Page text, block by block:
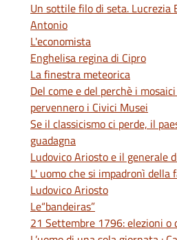
Un sottile filo di seta. Lucrezia
Antonio
L'economista
Enghelisa regina di Cipro
La finestra meteorica
Del come e del perchè i
pervennero i Civici Musei
Se il classicismo ci perde, il
guadagna
Ludovico Ariosto e il generale
L' uomo che si impadronì della
Ludovico Ariosto
Le“bandeiras”
21 Settembre 1796: elezioni o